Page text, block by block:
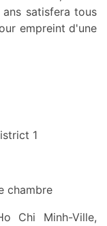
satisfera tous
empreint d'une
1
chambre
Chi Minh-Ville,